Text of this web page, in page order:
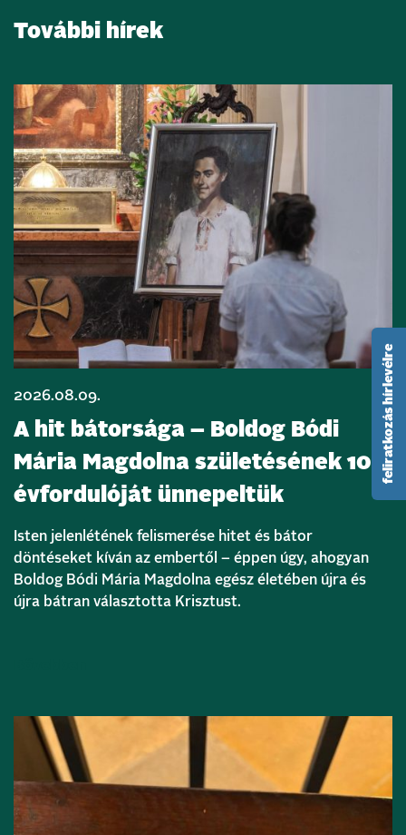
További hírek
2026.08.09.
A hit bátorsága – Boldog Bódi
Mária Magdolna születésének 105.
évfordulóját ünnepeltük
Isten jelenlétének felismerése hitet és bátor
döntéseket kíván az embertől – éppen úgy, ahogyan
Boldog Bódi Mária Magdolna egész életében újra és
újra bátran választotta Krisztust.
feliratkozás hírlevélre